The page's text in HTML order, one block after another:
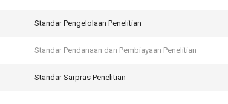
Standar Pengelolaan Penelitian
Standar Pendanaan dan Pembiayaan Penelitian
Standar Sarpras Penelitian